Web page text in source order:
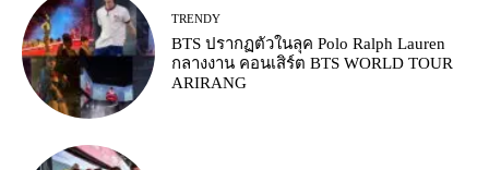
TRENDY
BTS ปรากฏตัวในลุค Polo Ralph Lauren
กลางงาน คอนเสิร์ต BTS WORLD TOUR
ARIRANG